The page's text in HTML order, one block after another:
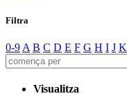
Filtra
0-9 A B C D E F G H I J K
Visualitza